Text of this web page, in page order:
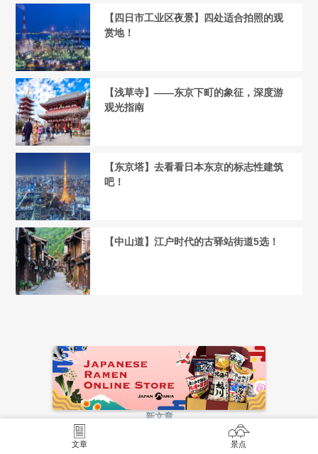
【四日市工业区夜景】四处适合拍照的观
赏地！
【浅草寺】——东京下町的象征，深度游
观光指南
【东京塔】去看看日本东京的标志性建筑
吧！
【中山道】江户时代的古驿站街道5选！
LATEST ARTICLES
新文章
文章 景点